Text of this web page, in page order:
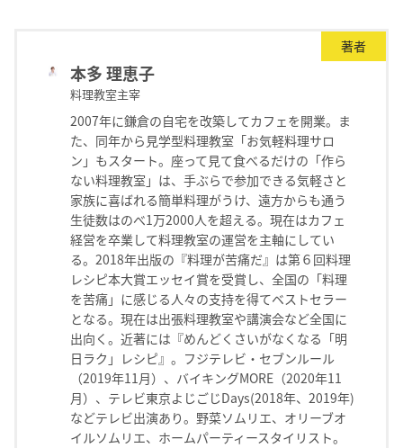
著者
本多 理恵子
料理教室主宰
2007年に鎌倉の自宅を改築してカフェを開業。ま
た、同年から見学型料理教室「お気軽料理サロ
ン」もスタート。座って見て食べるだけの「作ら
ない料理教室」は、手ぶらで参加できる気軽さと
家族に喜ばれる簡単料理がうけ、遠方からも通う
生徒数はのべ1万2000人を超える。現在はカフェ
経営を卒業して料理教室の運営を主軸にしてい
る。2018年出版の『料理が苦痛だ』は第６回料理
レシピ本大賞エッセイ賞を受賞し、全国の「料理
を苦痛」に感じる人々の支持を得てベストセラー
となる。現在は出張料理教室や講演会など全国に
出向く。近著には『めんどくさいがなくなる「明
日ラク」レシピ』。フジテレビ・セブンルール
（2019年11月）、バイキングMORE（2020年11
月）、テレビ東京よじごじDays(2018年、2019年)
などテレビ出演あり。野菜ソムリエ、オリーブオ
イルソムリエ、ホームパーティースタイリスト。